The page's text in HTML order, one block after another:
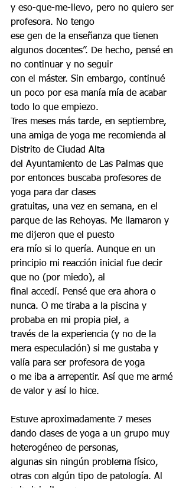
y eso-que-me-llevo, pero no quiero ser
profesora. No tengo
ese gen de la enseñanza que tienen
algunos docentes”. De hecho, pensé en
no continuar y no seguir
con el máster. Sin embargo, continué
un poco por esa manía mía de acabar
todo lo que empiezo.
Tres meses más tarde, en septiembre,
una amiga de yoga me recomienda al
Distrito de Ciudad Alta
del Ayuntamiento de Las Palmas que
por entonces buscaba profesores de
yoga para dar clases
gratuitas, una vez en semana, en el
parque de las Rehoyas. Me llamaron y
me dijeron que el puesto
era mío si lo quería. Aunque en un
principio mi reacción inicial fue decir
que no (por miedo), al
final accedí. Pensé que era ahora o
nunca. O me tiraba a la piscina y
probaba en mi propia piel, a
través de la experiencia (y no de la
mera especulación) si me gustaba y
valía para ser profesora de yoga
o me iba a arrepentir. Así que me armé
de valor y así lo hice.
Estuve aproximadamente 7 meses
dando clases de yoga a un grupo muy
heterogéneo de personas,
algunas sin ningún problema físico,
otras con algún tipo de patología. Al